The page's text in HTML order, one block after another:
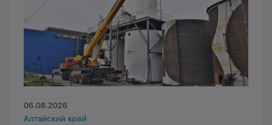
06.08.2026
Алтайский край